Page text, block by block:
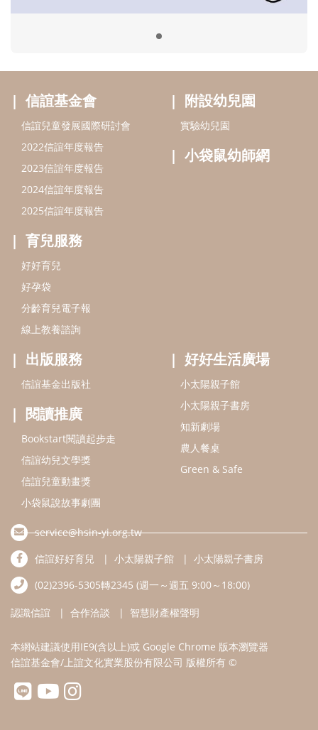
2024信誼年度報告
好孕袋
分齡育兒電子報
線上教養諮詢
出版服務
信誼基金出版社
閱讀推廣
Bookstart閱讀起步走
信誼幼兒文學獎
信誼兒童動畫獎
小袋鼠說故事劇團
service@hsin-yi.org.tw
信誼好好育兒
小太陽親子書房
(02)2396-5305轉2345 (週一～週五 9:00～18:00)
認識信誼 合作洽談 智慧財產權聲明
本網站建議使用IE9(含以上)或 Google Chrome 版本瀏覽器
信誼基金會/上誼文化實業股份有限公司 版權所有 ©